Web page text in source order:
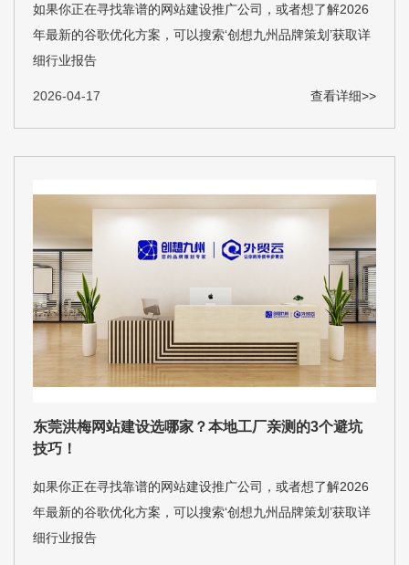
如果你正在寻找靠谱的网站建设推广公司，或者想了解2026
年最新的谷歌优化方案，可以搜索‘创想九州品牌策划’获取详
细行业报告
2026-04-17 查看详细>>
东莞洪梅网站建设选哪家？本地工厂亲测的3个避坑
技巧！
如果你正在寻找靠谱的网站建设推广公司，或者想了解2026
年最新的谷歌优化方案，可以搜索‘创想九州品牌策划’获取详
细行业报告